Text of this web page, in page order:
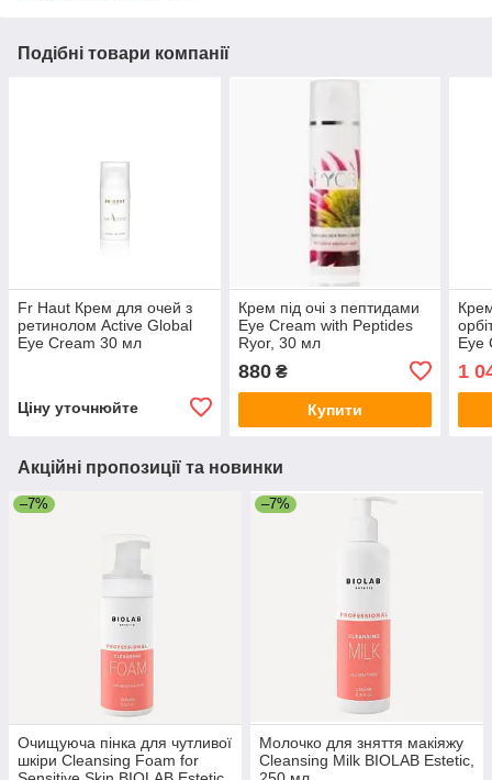
Подібні товари компанії
Fr Haut Крем для очей з
ретинолом Active Global
Eye Cream 30 мл
Ціну уточнюйте
Крем під очі з пептидами
Eye Cream with Peptides
Ryor, 30 мл
880₴
Купити
Eye
1
Акційні пропозиції та новинки
–7%
Очищуюча пінка для чутливої
шкіри Cleansing Foam for
–7%
Молочко для зняття макіяжу
Cleansing Milk BIOLAB Estetic,